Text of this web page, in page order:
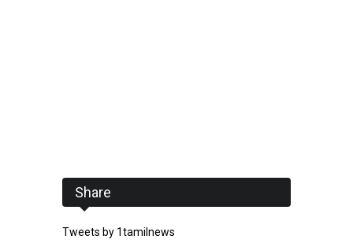
Share
Tweets by 1tamilnews